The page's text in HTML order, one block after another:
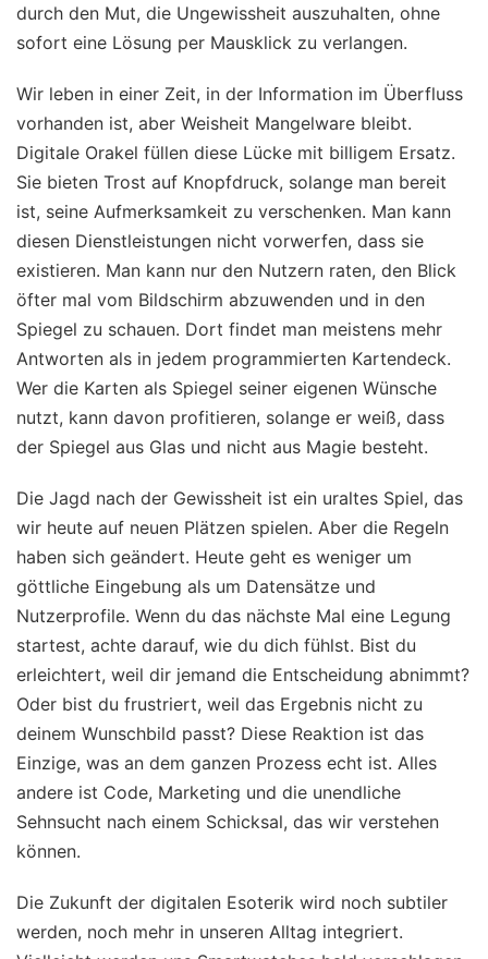
durch den Mut, die Ungewissheit auszuhalten, ohne
sofort eine Lösung per Mausklick zu verlangen.
Wir leben in einer Zeit, in der Information im Überfluss
vorhanden ist, aber Weisheit Mangelware bleibt.
Digitale Orakel füllen diese Lücke mit billigem Ersatz.
Sie bieten Trost auf Knopfdruck, solange man bereit
ist, seine Aufmerksamkeit zu verschenken. Man kann
diesen Dienstleistungen nicht vorwerfen, dass sie
existieren. Man kann nur den Nutzern raten, den Blick
öfter mal vom Bildschirm abzuwenden und in den
Spiegel zu schauen. Dort findet man meistens mehr
Antworten als in jedem programmierten Kartendeck.
Wer die Karten als Spiegel seiner eigenen Wünsche
nutzt, kann davon profitieren, solange er weiß, dass
der Spiegel aus Glas und nicht aus Magie besteht.
Die Jagd nach der Gewissheit ist ein uraltes Spiel, das
wir heute auf neuen Plätzen spielen. Aber die Regeln
haben sich geändert. Heute geht es weniger um
göttliche Eingebung als um Datensätze und
Nutzerprofile. Wenn du das nächste Mal eine Legung
startest, achte darauf, wie du dich fühlst. Bist du
erleichtert, weil dir jemand die Entscheidung abnimmt?
Oder bist du frustriert, weil das Ergebnis nicht zu
deinem Wunschbild passt? Diese Reaktion ist das
Einzige, was an dem ganzen Prozess echt ist. Alles
andere ist Code, Marketing und die unendliche
Sehnsucht nach einem Schicksal, das wir verstehen
können.
Die Zukunft der digitalen Esoterik wird noch subtiler
werden, noch mehr in unseren Alltag integriert.